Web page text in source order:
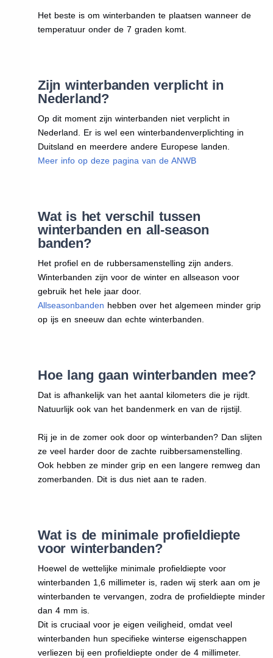
Het beste is om winterbanden te plaatsen wanneer de
temperatuur onder de 7 graden komt.
Zijn winterbanden verplicht in
Nederland?
Op dit moment zijn winterbanden niet verplicht in
Nederland. Er is wel een winterbandenverplichting in
Duitsland en meerdere andere Europese landen.
Meer info op deze pagina van de ANWB
Wat is het verschil tussen
winterbanden en all-season
banden?
Het profiel en de rubbersamenstelling zijn anders.
Winterbanden zijn voor de winter en allseason voor
gebruik het hele jaar door.
Allseasonbanden hebben over het algemeen minder grip
op ijs en sneeuw dan echte winterbanden.
Hoe lang gaan winterbanden mee?
Dat is afhankelijk van het aantal kilometers die je rijdt.
Natuurlijk ook van het bandenmerk en van de rijstijl.
Rij je in de zomer ook door op winterbanden? Dan slijten
ze veel harder door de zachte ruibbersamenstelling.
Ook hebben ze minder grip en een langere remweg dan
zomerbanden. Dit is dus niet aan te raden.
Wat is de minimale profieldiepte
voor winterbanden?
Hoewel de wettelijke minimale profieldiepte voor
winterbanden 1,6 millimeter is, raden wij sterk aan om je
winterbanden te vervangen, zodra de profieldiepte minder
dan 4 mm is.
Dit is cruciaal voor je eigen veiligheid, omdat veel
winterbanden hun specifieke winterse eigenschappen
verliezen bij een profieldiepte onder de 4 millimeter.